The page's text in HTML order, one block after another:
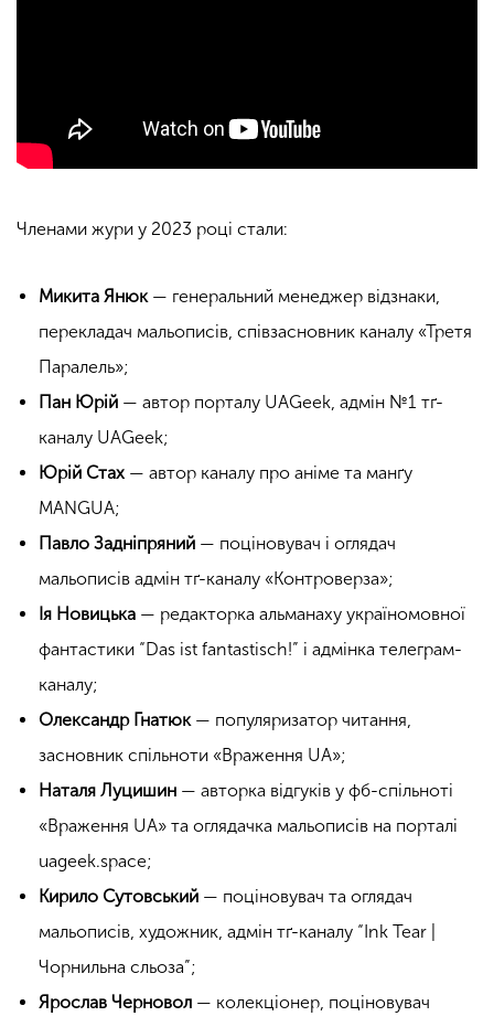
Членами жури у 2023 році стали:
Микита Янюк— генеральний менеджер відзнаки,
перекладач мальописів, співзасновник каналу «Третя
Паралель»;
Пан Юрій — автор порталу UAGeek, адмін №1 тґ-
каналу UAGeek;
Юрій Стах — автор каналу про аніме та манґу
MANGUA;
Павло Задніпряний — поціновувач і оглядач
мальописів адмін тґ-каналу «Контроверза»;
Ія Новицька — редакторка альманаху україномовної
фантастики “Das ist fantastisch!” і адмінка телеграм-
каналу;
Олександр Гнатюк— популяризатор читання,
засновник спільноти «Враження UA»;
Наталя Луцишин — авторка відгуків у фб-спільноті
«Враження UA» та оглядачка мальописів на порталі
uageek.space;
Кирило Сутовський — поціновувач та оглядач
мальописів, художник, адмін тґ-каналу “Ink Tear |
Чорнильна сльоза”;
Ярослав Черновол — колекціонер, поціновувач